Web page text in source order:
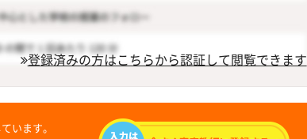
登録済みの方はこちらから認証して閲覧できます
います。